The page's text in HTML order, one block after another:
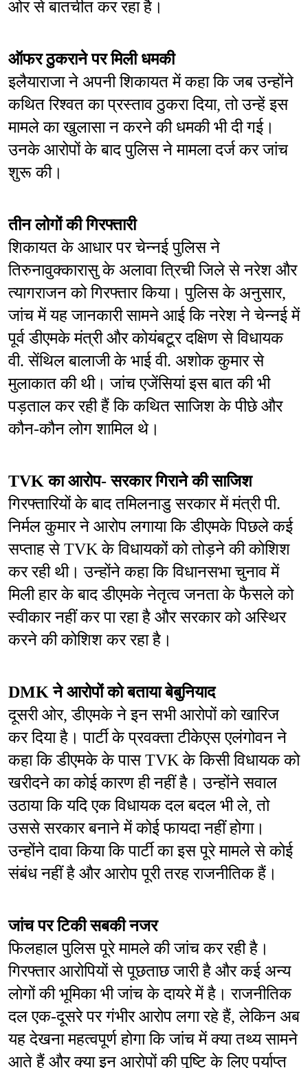
ओर से बातचीत कर रहा है।
ऑफर ठुकराने पर मिली धमकी
इलैयाराजा ने अपनी शिकायत में कहा कि जब उन्होंने
कथित रिश्वत का प्रस्ताव ठुकरा दिया, तो उन्हें इस
मामले का खुलासा न करने की धमकी भी दी गई।
उनके आरोपों के बाद पुलिस ने मामला दर्ज कर जांच
शुरू की।
तीन लोगों की गिरफ्तारी
शिकायत के आधार पर चेन्नई पुलिस ने
तिरुनावुक्कारासु के अलावा त्रिची जिले से नरेश और
त्यागराजन को गिरफ्तार किया। पुलिस के अनुसार,
जांच में यह जानकारी सामने आई कि नरेश ने चेन्नई में
पूर्व डीएमके मंत्री और कोयंबटूर दक्षिण से विधायक
वी. सेंथिल बालाजी के भाई वी. अशोक कुमार से
मुलाकात की थी। जांच एजेंसियां इस बात की भी
पड़ताल कर रही हैं कि कथित साजिश के पीछे और
कौन-कौन लोग शामिल थे।
TVK का आरोप- सरकार गिराने की साजिश
गिरफ्तारियों के बाद तमिलनाडु सरकार में मंत्री पी.
निर्मल कुमार ने आरोप लगाया कि डीएमके पिछले कई
सप्ताह से TVK के विधायकों को तोड़ने की कोशिश
कर रही थी। उन्होंने कहा कि विधानसभा चुनाव में
मिली हार के बाद डीएमके नेतृत्व जनता के फैसले को
स्वीकार नहीं कर पा रहा है और सरकार को अस्थिर
करने की कोशिश कर रहा है।
DMK ने आरोपों को बताया बेबुनियाद
दूसरी ओर, डीएमके ने इन सभी आरोपों को खारिज
कर दिया है। पार्टी के प्रवक्ता टीकेएस एलंगोवन ने
कहा कि डीएमके के पास TVK के किसी विधायक को
खरीदने का कोई कारण ही नहीं है। उन्होंने सवाल
उठाया कि यदि एक विधायक दल बदल भी ले, तो
उससे सरकार बनाने में कोई फायदा नहीं होगा।
उन्होंने दावा किया कि पार्टी का इस पूरे मामले से कोई
संबंध नहीं है और आरोप पूरी तरह राजनीतिक हैं।
जांच पर टिकी सबकी नजर
फिलहाल पुलिस पूरे मामले की जांच कर रही है।
गिरफ्तार आरोपियों से पूछताछ जारी है और कई अन्य
लोगों की भूमिका भी जांच के दायरे में है। राजनीतिक
दल एक-दूसरे पर गंभीर आरोप लगा रहे हैं, लेकिन अब
यह देखना महत्वपूर्ण होगा कि जांच में क्या तथ्य सामने
आते हैं और क्या इन आरोपों की पुष्टि के लिए पर्याप्त